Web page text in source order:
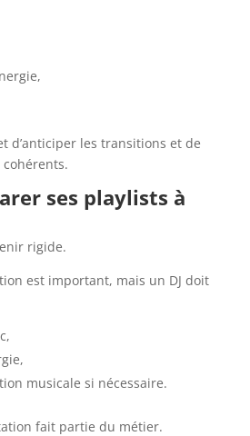
d’anticiper les transitions et de
ses playlists à
rigide.
est important, mais un DJ doit
musicale si nécessaire.
fait partie du métier.